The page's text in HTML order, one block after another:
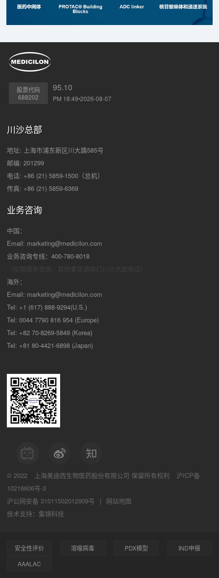
股票代码
688202
95.10
PM 18:49•2026-08-07
川沙总部
地址: 上海市浦东新区川大路585号
邮编: 201299
电话: +86 (21) 5859-1500（总机）
传真: +86 (21) 5859-6369
业务咨询
中国：
Email: marketing@medicilon.com
业务咨询专线：400-780-8018
海外：
Email: marketing@medicilon.com
Tel: +1 (617) 888-9294(U.S.)
Tel: 0044 7790 816 954 (Europe)
Tel: +82 70-8269-5849 (Korea)
Tel: +81 80-4421-6898 (Japan)
© 2022 上海美迪西生物医药股份有限公司 保留所有权利
沪ICP备
10216606号-3
沪公网安备 31011502012909号
|
网站地图
技术支持：集锦科技
安全性评价 溶瘤病毒 PDX模型
IND申报
AAALAC